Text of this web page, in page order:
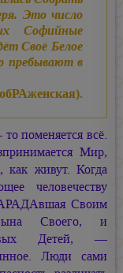
Это число
Софийные
Своё Белое
пребывают в
поменяется всё.
Мир,
как живут. Когда
человечеству
Своим
Своего, и
Детей, —
Люди сами